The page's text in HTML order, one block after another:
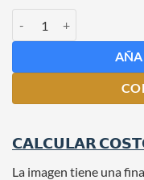
𝗖𝗔𝗟𝗖𝗨𝗟𝗔𝗥
La imagen tiene una